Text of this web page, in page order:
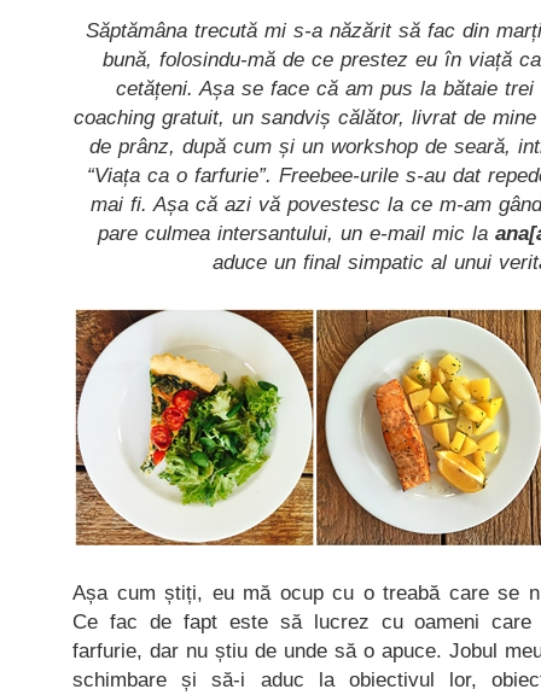
Săptămâna trecută mi s-a năzărit să fac din
bună, folosindu-mă de ce prestez eu în viață
cetățeni. Așa se face că am pus la bătaie
coaching gratuit, un sandviș călător, livrat de
de prânz, după cum și un workshop de seară,
“Viața ca o farfurie”. Freebee-urile s-au dat
mai fi. Așa că azi vă povestesc la ce m-am
pare culmea intersantului, un e-mail mic la
aduce un final simpatic al unui
Așa cum știți, eu mă ocup cu o treabă care se
Ce fac de fapt este să lucrez cu oameni
farfurie, dar nu știu de unde să o apuce. Jobul
schimbare și să-i aduc la obiectivul lor,